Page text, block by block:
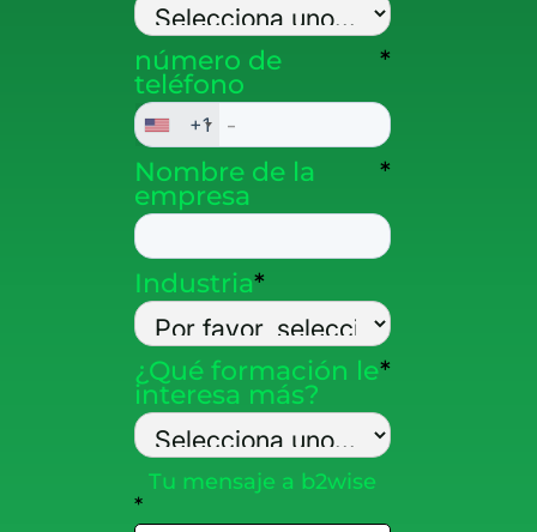
número de
teléfono
*
+1
Nombre de la
empresa
*
Industria*
¿Qué formación le
interesa más?
*
Tu mensaje a b2wise
*